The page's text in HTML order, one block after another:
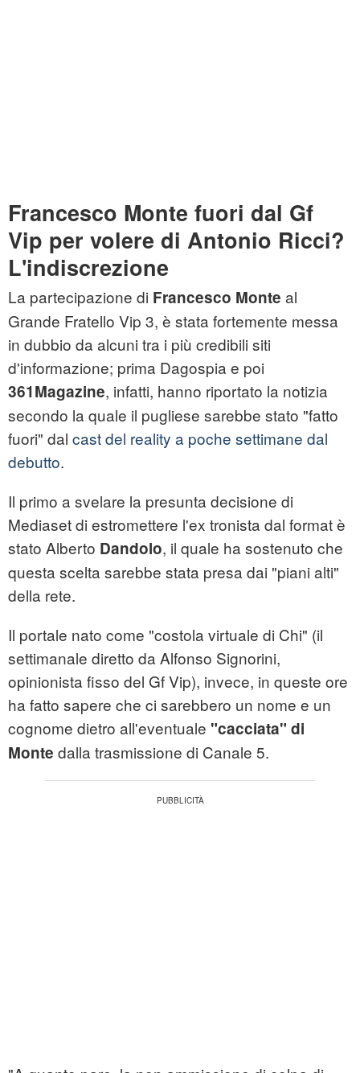
Francesco Monte fuori dal Gf
Vip per volere di Antonio Ricci?
L'indiscrezione
La partecipazione di Francesco Monte al
Grande Fratello Vip 3, è stata fortemente messa
in dubbio da alcuni tra i più credibili siti
d'informazione; prima Dagospia e poi
361Magazine, infatti, hanno riportato la notizia
secondo la quale il pugliese sarebbe stato "fatto
fuori" dal cast del reality a poche settimane dal
debutto.
Il primo a svelare la presunta decisione di
Mediaset di estromettere l'ex tronista dal format è
stato Alberto Dandolo, il quale ha sostenuto che
questa scelta sarebbe stata presa dai "piani alti"
della rete.
Il portale nato come "costola virtuale di Chi" (il
settimanale diretto da Alfonso Signorini,
opinionista fisso del Gf Vip), invece, in queste ore
ha fatto sapere che ci sarebbero un nome e un
cognome dietro all'eventuale "cacciata" di
Monte dalla trasmissione di Canale 5.